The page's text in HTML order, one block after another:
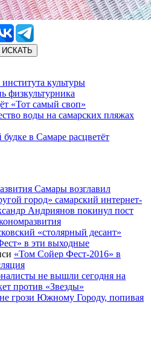
культуры
физкультурника
«Тот самый своп»
воды на самарских пляжах
в Самаре расцветёт
Самары возглавил
город» самарский интернет-
Андриянов покинул пост
«столярный десант»
в эти выходные
«Том Сойер Фест-2016» в
не вышли сегодня на
против «Звезды»
грози Южному Городу, попивая